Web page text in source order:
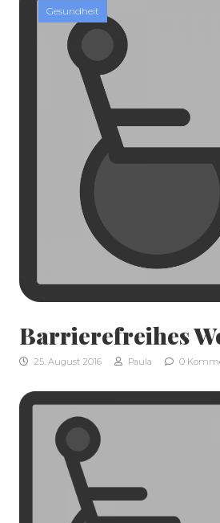
Gesundheit
Barrierefreihes
25. August 2016 Paula 0
SEITENLEISTE